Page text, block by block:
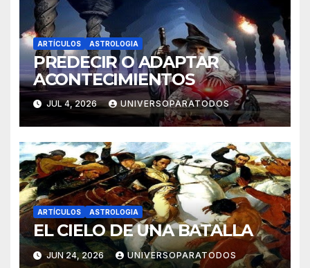
ARTÍCULOS ASTROLOGIA
PREDECIR O ADAPTAR
ACONTECIMIENTOS
JUL 4, 2026 UNIVERSOPARATODOS
ARTÍCULOS ASTROLOGIA
EL CIELO DE UNA BATALLA
JUN 24, 2026 UNIVERSOPARATODOS